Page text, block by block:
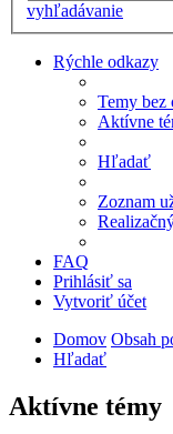
vyhľadávanie
Rýchle odkazy
Temy bez
Aktívne
Hľadať
Zoznam
FAQ
Prihlásiť sa
Vytvoriť účet
Domov Obsah
Hľadať
Aktívne témy